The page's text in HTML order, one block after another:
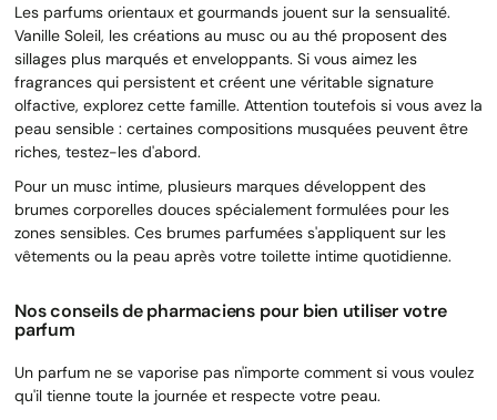
Les parfums orientaux et gourmands jouent sur la sensualité.
Vanille Soleil, les créations au musc ou au thé proposent des
sillages plus marqués et enveloppants. Si vous aimez les
fragrances qui persistent et créent une véritable signature
olfactive, explorez cette famille. Attention toutefois si vous avez la
peau sensible : certaines compositions musquées peuvent être
riches, testez-les d'abord.
Pour un musc intime, plusieurs marques développent des
brumes corporelles douces spécialement formulées pour les
zones sensibles. Ces brumes parfumées s'appliquent sur les
vêtements ou la peau après votre toilette intime quotidienne.
Nos conseils de pharmaciens pour bien utiliser votre
parfum
Un parfum ne se vaporise pas n'importe comment si vous voulez
qu'il tienne toute la journée et respecte votre peau.